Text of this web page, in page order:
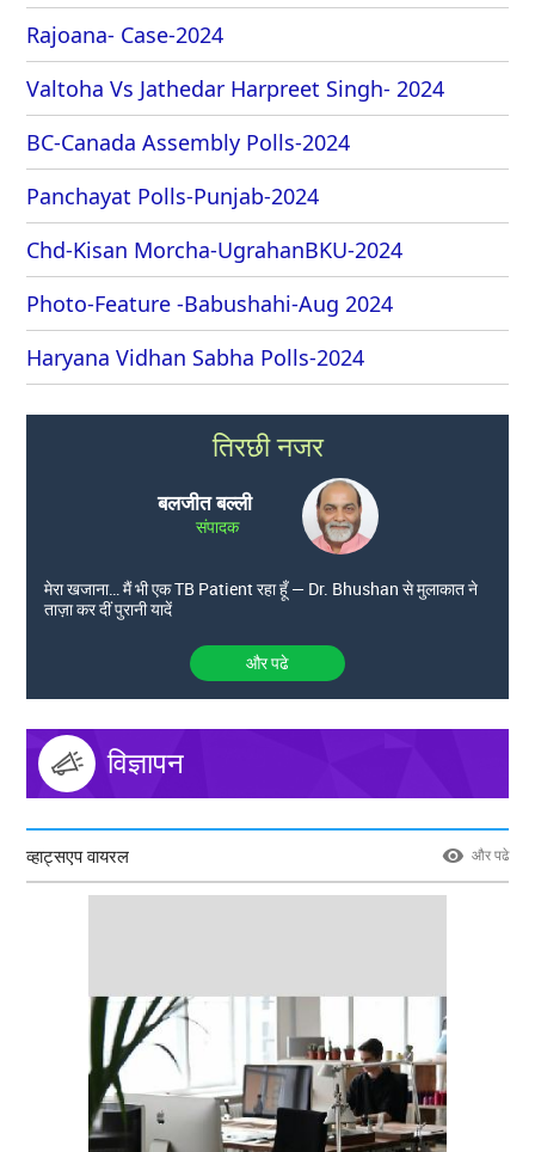
Rajoana- Case-2024
Valtoha Vs Jathedar Harpreet Singh- 2024
BC-Canada Assembly Polls-2024
Panchayat Polls-Punjab-2024
Chd-Kisan Morcha-UgrahanBKU-2024
Photo-Feature -Babushahi-Aug 2024
Haryana Vidhan Sabha Polls-2024
तिरछी नजर
बलजीत बल्ली
संपादक
मेरा खजाना… मैं भी एक TB Patient रहा हूँ — Dr. Bhushan से मुलाकात ने
ताज़ा कर दीं पुरानी यादें
और पढे
विज्ञापन
व्हाट्सएप वायरल और पढे